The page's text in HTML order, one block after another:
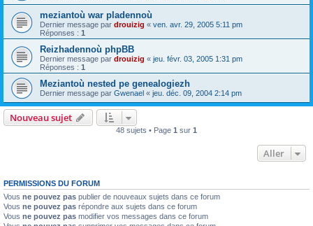
meziantoù war pladennoù
Dernier message par drouizig « ven. avr. 29, 2005 5:11 pm
Réponses : 1
Reizhadennoù phpBB
Dernier message par drouizig « jeu. févr. 03, 2005 1:31 pm
Réponses : 1
Meziantoù nested pe genealogiezh
Dernier message par Gwenael « jeu. déc. 09, 2004 2:14 pm
Nouveau sujet
48 sujets • Page 1 sur 1
Aller
PERMISSIONS DU FORUM
Vous ne pouvez pas publier de nouveaux sujets dans ce forum
Vous ne pouvez pas répondre aux sujets dans ce forum
Vous ne pouvez pas modifier vos messages dans ce forum